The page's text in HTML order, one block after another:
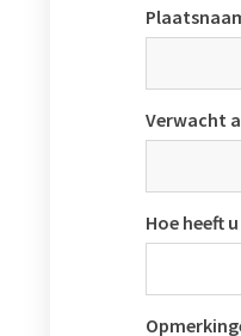
Verwacht
Hoe heeft